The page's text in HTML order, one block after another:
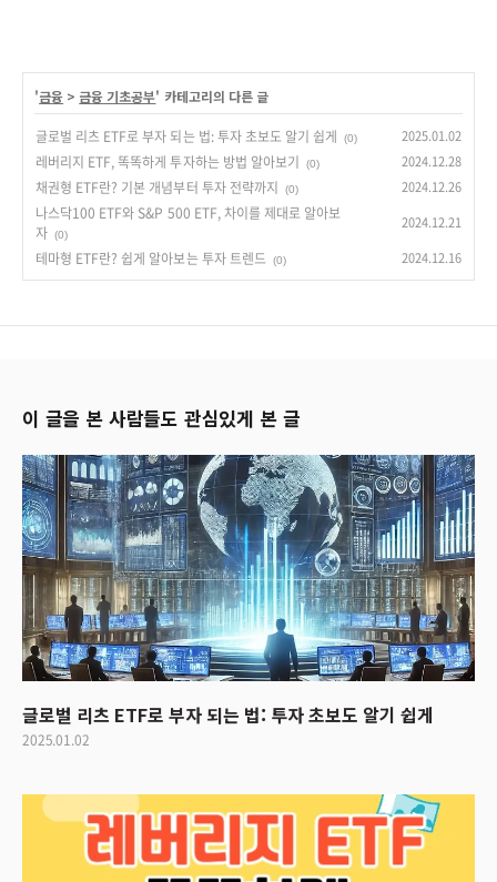
'금융 > 금융 기초공부' 카테고리의 다른 글
글로벌 리츠 ETF로 부자 되는 법: 투자 초보도 알기 쉽게 (0) 2025.01.02
레버리지 ETF, 똑똑하게 투자하는 방법 알아보기 (0) 2024.12.28
채권형 ETF란? 기본 개념부터 투자 전략까지 (0) 2024.12.26
나스닥100 ETF와 S&P 500 ETF, 차이를 제대로 알아보
자 (0)
2024.12.21
테마형 ETF란? 쉽게 알아보는 투자 트렌드 (0) 2024.12.16
이 글을 본 사람들도 관심있게 본 글
글로벌 리츠 ETF로 부자 되는 법: 투자 초보도 알기 쉽게
2025.01.02